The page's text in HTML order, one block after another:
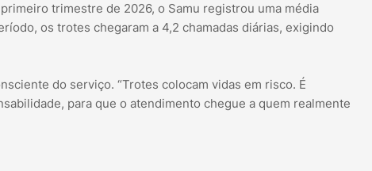
trimestre de 2026, o Samu registrou uma média
os trotes chegaram a 4,2 chamadas diárias, exigindo
do serviço. “Trotes colocam vidas em risco. É
para que o atendimento chegue a quem realmente